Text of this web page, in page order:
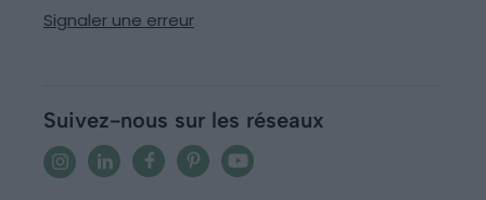
Signaler une erreur
Suivez-nous sur les réseaux